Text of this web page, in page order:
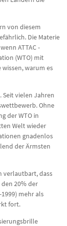
von diesem
Die Materie
ATTAC -
(WTO) mit
warum es
Seit vielen Jahren
Ohne
der WTO in
Welt wieder
gnadenlos
der Ärmsten
verlautbart, dass
20% der
mehr als
fort.